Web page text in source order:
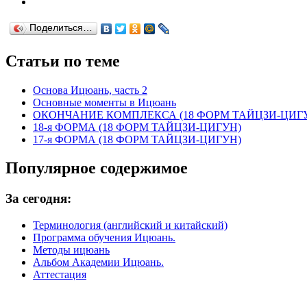
Поделиться…
Статьи по теме
Основа Ицюань, часть 2
Основные моменты в Ицюань
ОКОНЧАНИЕ КОМПЛЕКСА (18 ФОРМ ТАЙЦЗИ-
18-я ФОРМА (18 ФОРМ ТАЙЦЗИ-ЦИГУН)
17-я ФОРМА (18 ФОРМ ТАЙЦЗИ-ЦИГУН)
Популярное содержимое
За сегодня:
Терминология (английский и китайский)
Программа обучения Ицюань.
Методы ицюань
Альбом Академии Ицюань.
Аттестация